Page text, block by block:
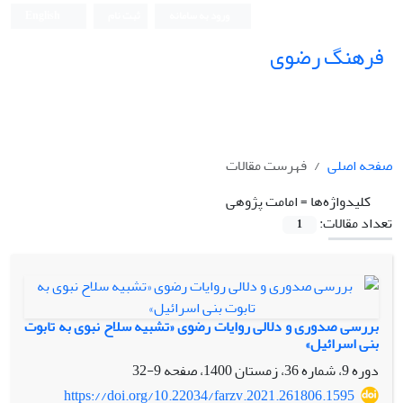
فرهنگ رضوی
صفحه اصلی
فهرست مقالات
کلیدواژه‌ها =امامت ‏پژوهی
تعداد مقالات:
1
بررسی صدوری و دلالی روایات رضوی «تشبیه سلاح نبوی به تابوت
بنى ‏اسرائیل»
دوره 9، شماره 36، زمستان 1400، صفحه
9-32
https://doi.org/10.22034/farzv.2021.261806.1595